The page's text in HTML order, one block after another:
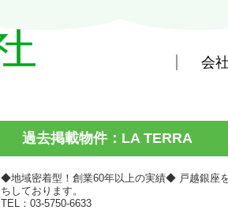
会
過去掲載物件：LA TERRA
◆地域密着型！創業60年以上の実績◆ 戸越銀座
ちしております。
TEL：03-5750-6633